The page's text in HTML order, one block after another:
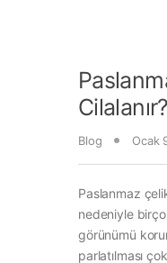
Cilalanır?
Blog Ocak
Paslanmaz
nedeniyle
görünümü
parlatılması